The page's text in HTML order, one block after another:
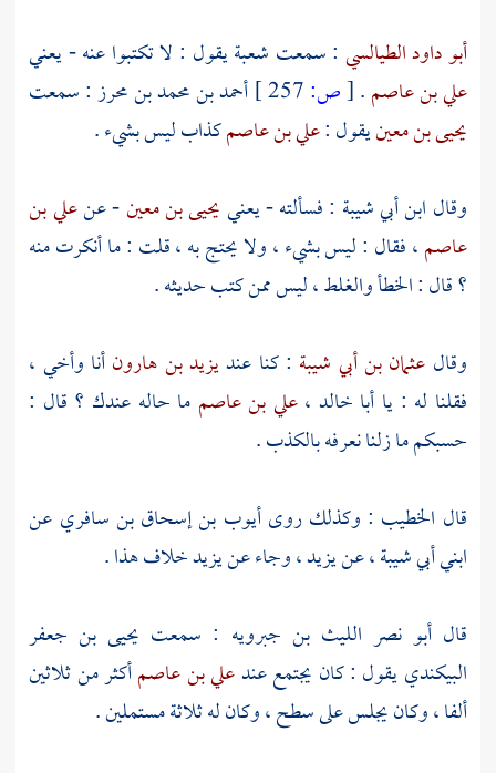
أبو داود الطيالسي : سمعت شعبةيقول : لا تكتبوا عنه - يعني
علي بن عاصم.
[ص: أحمد بن محمد بن محرز: سمعت
يحيى بن معينيقول :علي بن عاصمكذاب ليس بشيء .
وقال ابن أبي شيبة : فسألته - يعنييحيى بن معين- عنعلي بن
عاصم، فقال : ليس بشيء ، ولا يحتج به ، قلت : ما أنكرت منه
؟ قال : الخطأ والغلط ، ليس ممن كتب حديثه .
وقال عثمان بن أبي شيبة : كنا عنديزيد بن هارونأنا وأخي ،
فقلنا له : يا أبا خالد ،علي بن عاصم ما حاله عندك ؟ قال :
حسبكم ما زلنا نعرفه بالكذب .
قال الخطيب : وكذلك روىأيوب بن إسحاق بن سافري عن
ابني أبي شيبة، عنيزيد، وجاء عنيزيدخلاف هذا .
قالأبو نصر الليث بن جبرويه : سمعت يحيى بن جعفر
البيكندييقول : كان يجتمع عندعلي بن عاصمأكثر من ثلاثين
ألفا ، وكان يجلس على سطح ، وكان له ثلاثة مستملين .